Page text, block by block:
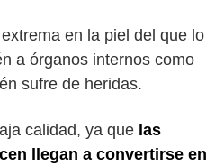
en la piel del que lo
a órganos internos como
sufre de heridas.
calidad, ya que las
llegan a convertirse en